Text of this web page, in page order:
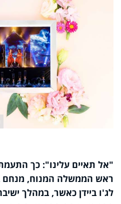
"אל תאיים עלינו": כך התעמת
לג'ו ביידן כאשר, במהלך